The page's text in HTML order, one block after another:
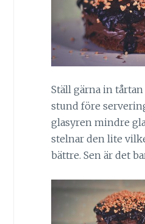
Ställ gärna in
stund före
glasyren mindre
stelnar den lite
bättre. Sen är det